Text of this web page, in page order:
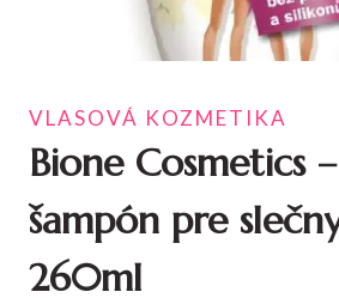
VLASOVÁ KOZMETIKA
Bione Cosmetics
šampón pre
260ml